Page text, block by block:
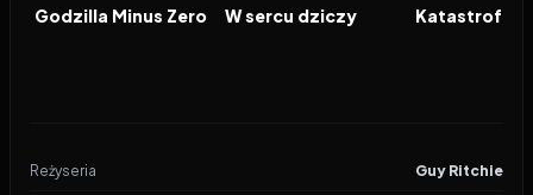
FILM
Godzilla Minus Zero FILM
W sercu dziczy FILM
Katastrofa
Reżyseria Guy Ritchie